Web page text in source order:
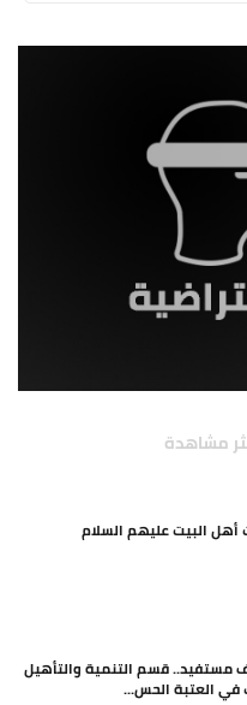
مشاهدة
أهل البيت عليهم السلام
من (795) ألف مستفيد.. قسم التنمية والتأهيل
في العتبة الحس...